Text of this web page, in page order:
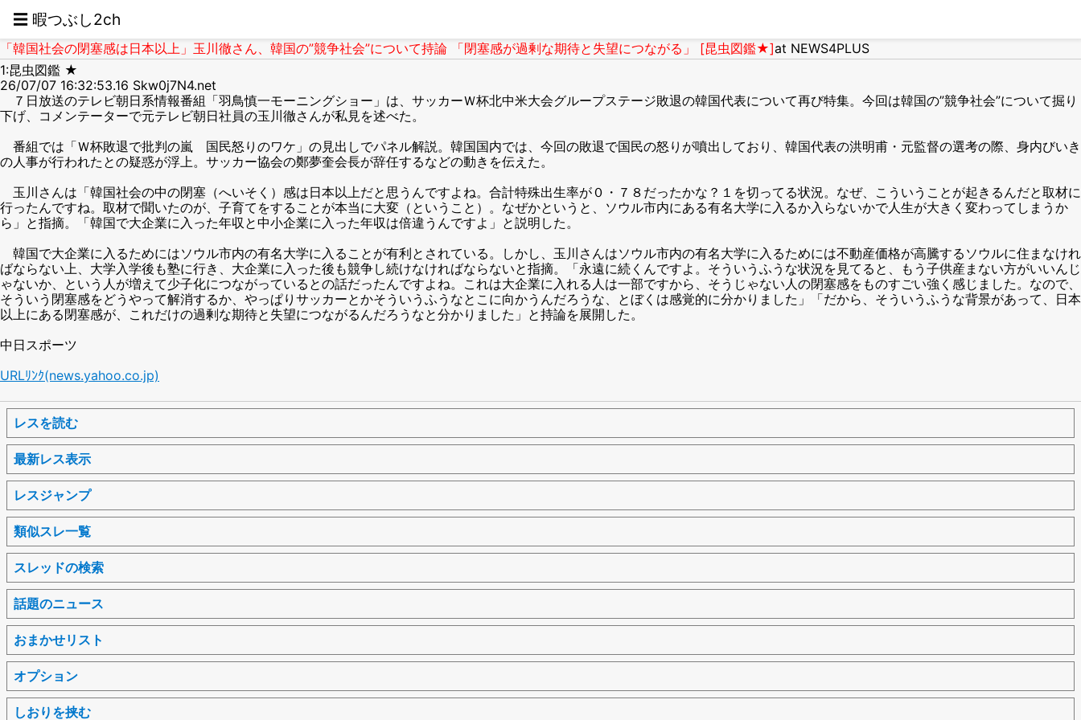
☰ 暇つぶし2ch
「韓国社会の閉塞感は日本以上」玉川徹さん、韓国の”競争社会”について持論 「閉塞感が過剰な期待と失望につながる」 [昆虫図鑑★]at NEWS4PLUS
1:昆虫図鑑 ★
26/07/07 16:32:53.16 Skw0j7N4.net
７日放送のテレビ朝日系情報番組「羽鳥慎一モーニングショー」は、サッカーＷ杯北中米大会グループステージ敗退の韓国代表について再び特集。今回は韓国の”競争社会”について掘り
下げ、コメンテーターで元テレビ朝日社員の玉川徹さんが私見を述べた。
番組では「Ｗ杯敗退で批判の嵐 国民怒りのワケ」の見出しでパネル解説。韓国国内では、今回の敗退で国民の怒りが噴出しており、韓国代表の洪明甫・元監督の選考の際、身内びいき
の人事が行われたとの疑惑が浮上。サッカー協会の鄭夢奎会長が辞任するなどの動きを伝えた。
玉川さんは「韓国社会の中の閉塞（へいそく）感は日本以上だと思うんですよね。合計特殊出生率が０・７８だったかな？１を切ってる状況。なぜ、こういうことが起きるんだと取材に
行ったんですね。取材で聞いたのが、子育てをすることが本当に大変（ということ）。なぜかというと、ソウル市内にある有名大学に入るか入らないかで人生が大きく変わってしまうか
ら」と指摘。「韓国で大企業に入った年収と中小企業に入った年収は倍違うんですよ」と説明した。
韓国で大企業に入るためにはソウル市内の有名大学に入ることが有利とされている。しかし、玉川さんはソウル市内の有名大学に入るためには不動産価格が高騰するソウルに住まなけれ
ばならない上、大学入学後も塾に行き、大企業に入った後も競争し続けなければならないと指摘。「永遠に続くんですよ。そういうふうな状況を見てると、もう子供産まない方がいいんじ
ゃないか、という人が増えて少子化につながっているとの話だったんですよね。これは大企業に入れる人は一部ですから、そうじゃない人の閉塞感をものすごい強く感じました。なので、
そういう閉塞感をどうやって解消するか、やっぱりサッカーとかそういうふうなとこに向かうんだろうな、とぼくは感覚的に分かりました」「だから、そういうふうな背景があって、日本
以上にある閉塞感が、これだけの過剰な期待と失望につながるんだろうなと分かりました」と持論を展開した。
中日スポーツ
URLﾘﾝｸ(news.yahoo.co.jp)
レスを読む
最新レス表示
レスジャンプ
類似スレ一覧
スレッドの検索
話題のニュース
おまかせリスト
オプション
しおりを挟む